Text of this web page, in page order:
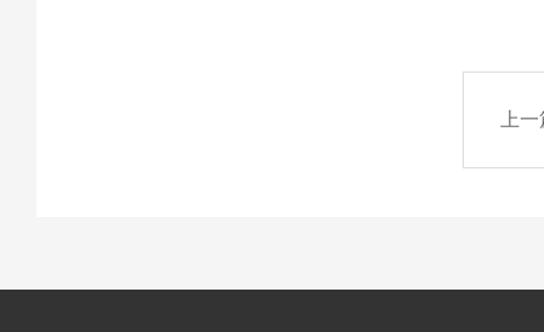
上